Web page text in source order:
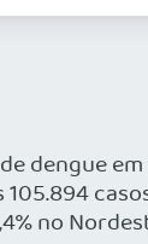
dengue
no